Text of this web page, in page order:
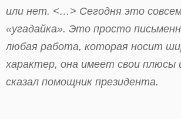
или нет. <…> Сегодня это
«угадайка». Это просто
любая работа, которая носит
характер, она имеет свои
сказал помощник президента.